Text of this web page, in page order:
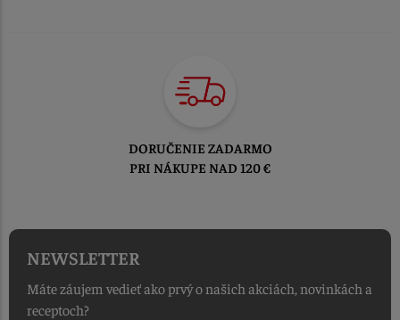
TOVAR ODOSIELAME
DO 1-2 PRACOVNÝCH DNÍ
NEWSLETTER
Máte záujem vedieť ako prvý o našich akciách, novinkách a
receptoch?